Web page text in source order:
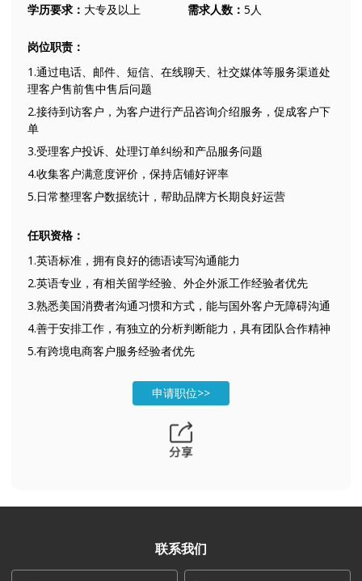
学历要求： 大专及以上 需求人数： 5人
岗位职责：
1.通过电话、邮件、短信、在线聊天、社交媒体等服务渠道处
理客户售前售中售后问题
2.接待到访客户，为客户进行产品咨询介绍服务，促成客户下
单
3.受理客户投诉、处理订单纠纷和产品服务问题
4.收集客户满意度评价，保持店铺好评率
5.日常整理客户数据统计，帮助品牌方长期良好运营
任职资格：
1.英语标准，拥有良好的德语读写沟通能力
2.英语专业，有相关留学经验、外企外派工作经验者优先
3.熟悉美国消费者沟通习惯和方式，能与国外客户无障碍沟通
4.善于安排工作，有独立的分析判断能力，具有团队合作精神
5.有跨境电商客户服务经验者优先
申请职位>>
联系我们